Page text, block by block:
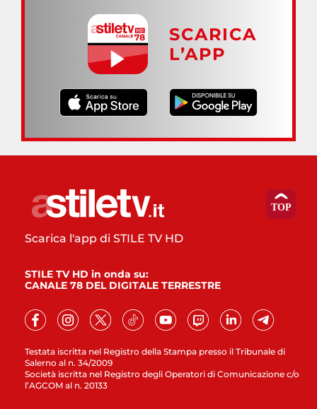
SCARICA
L’APP
Testata iscritta nel Registro della Stampa presso il Tribunale di
Salerno al n. 34/2009
Società iscritta nel Registro degli Operatori di Comunicazione c/o
l’AGCOM al n. 20133
Scarica l'app di STILE TV HD
STILE TV HD in onda su:
CANALE 78 DEL DIGITALE TERRESTRE